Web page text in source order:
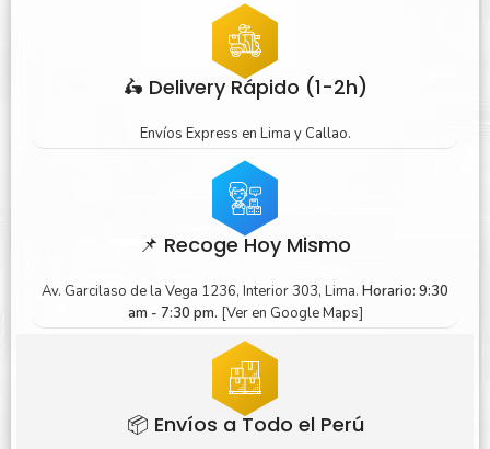
🛵 Delivery Rápido (1-2h)
Envíos Express en Lima y Callao.
📌 Recoge Hoy Mismo
Av. Garcilaso de la Vega 1236, Interior 303, Lima. Horario: 9:30
am - 7:30 pm. [Ver en Google Maps]
📦 Envíos a Todo el Perú